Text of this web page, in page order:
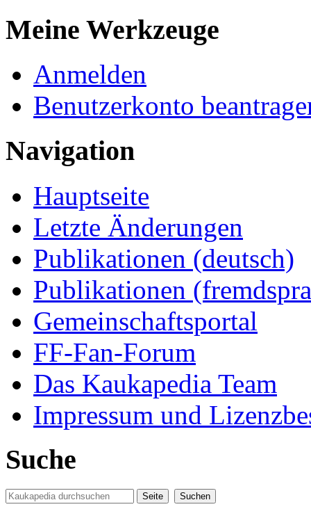
Meine Werkzeuge
Anmelden
Benutzerkonto
Navigation
Hauptseite
Letzte Änderungen
Publikationen (deutsch)
Publikationen
Gemeinschaftsportal
FF-Fan-Forum
Das Kaukapedia Team
Impressum und
Suche